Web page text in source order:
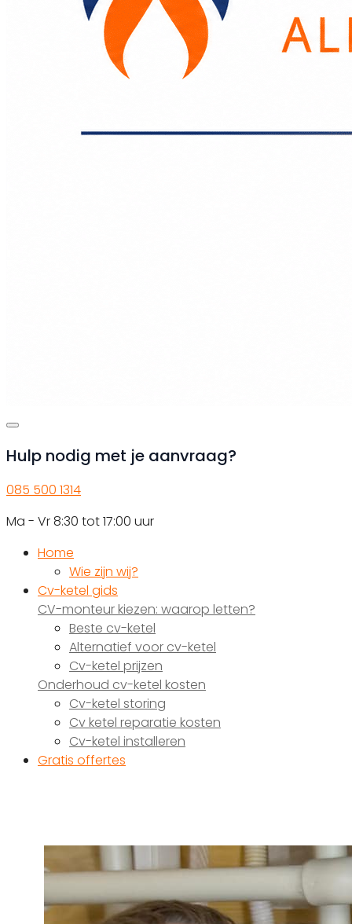
Hulp nodig met je aanvraag?
085 500 1314
Ma - Vr 8:30 tot 17:00 uur
Home
Wie zijn wij?
Cv-ketel gids
CV-monteur kiezen: waarop letten?
Beste cv-ketel
Alternatief voor cv-ketel
Cv-ketel prijzen
Onderhoud cv-ketel kosten
Cv-ketel storing
Cv ketel reparatie kosten
Cv-ketel installeren
Gratis offertes